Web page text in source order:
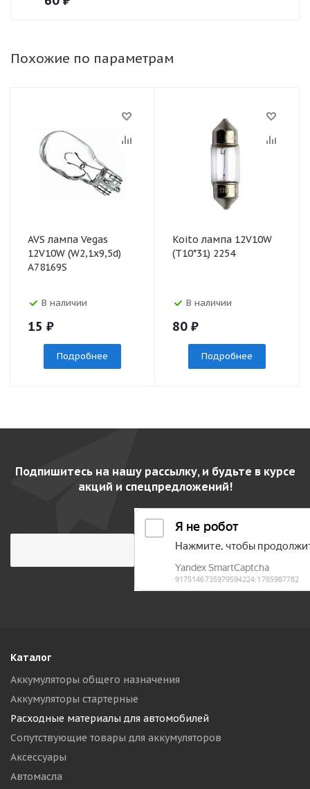
Похожие по параметрам
AVS лампа Vegas
12V10W (W2,1х9,5d)
A78169S
В наличии
15 ₽
Подробнее
Koito лампа 12V10W
(T10*31) 2254
В наличии
80 ₽
Подробнее
Подпишитесь на нашу рассылку, и будьте в курсе
акций и спецпредложений!
Каталог
Аккумуляторы общего назначения
Аккумуляторы стартерные
Расходные материалы для автомобилей
Сопутствующие товары для аккумуляторов
Аксессуары
Автомасла